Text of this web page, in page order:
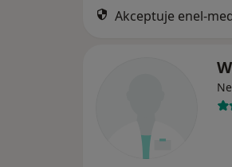
Akceptuje enel-